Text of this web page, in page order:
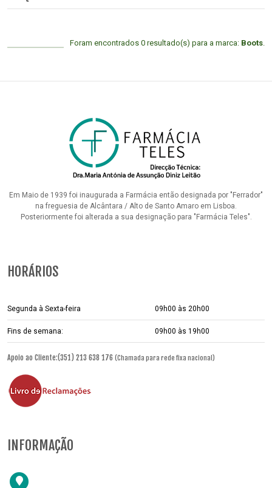
Foram encontrados 0 resultado(s) para a marca: Boots
Em Maio de 1939 foi inaugurada a Farmácia então designada por "Ferrador"
na freguesia de Alcântara / Alto de Santo Amaro em Lisboa.
Posteriormente foi alterada a sua designação para "Farmácia Teles".
HORÁRIOS
Segunda à Sexta-feira 09h00 às 20h00
Fins de semana: 09h00 às 19h00
Apoio ao Cliente:(351) 213 638 176 (Chamada para rede fixa nacional)
INFORMAÇÃO